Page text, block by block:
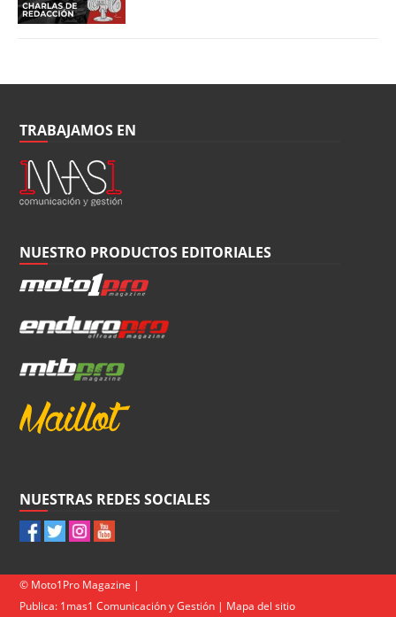
TRABAJAMOS EN
NUESTRO PRODUCTOS EDITORIALES
NUESTRAS REDES SOCIALES
© Moto1Pro Magazine |
Publica: 1mas1 Comunicación y Gestión | Mapa del sitio